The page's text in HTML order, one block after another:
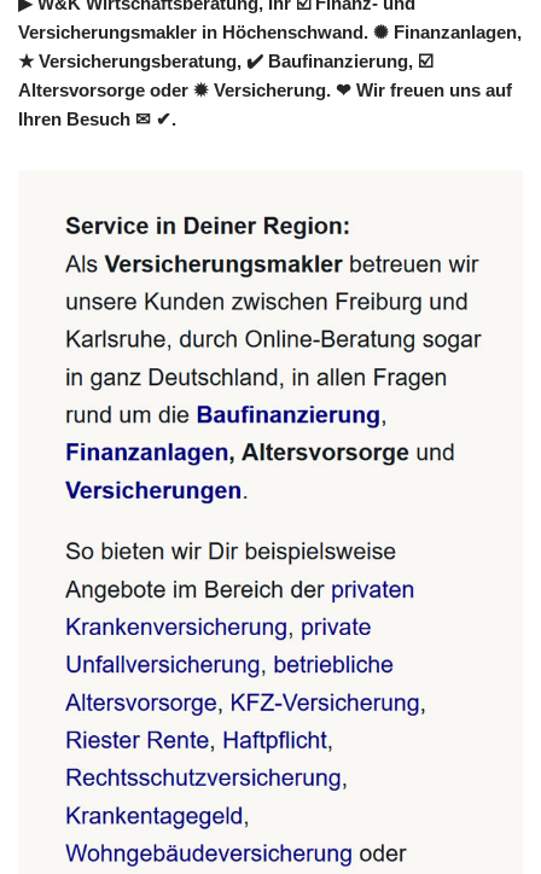
Versicherungsmakler in Höchenschwand. ✺ Finanzanlagen,
★ Versicherungsberatung, ✔️ Baufinanzierung, ☑️
Altersvorsorge oder ✹ Versicherung. ❤ Wir freuen uns auf
Ihren Besuch ✉ ✔.